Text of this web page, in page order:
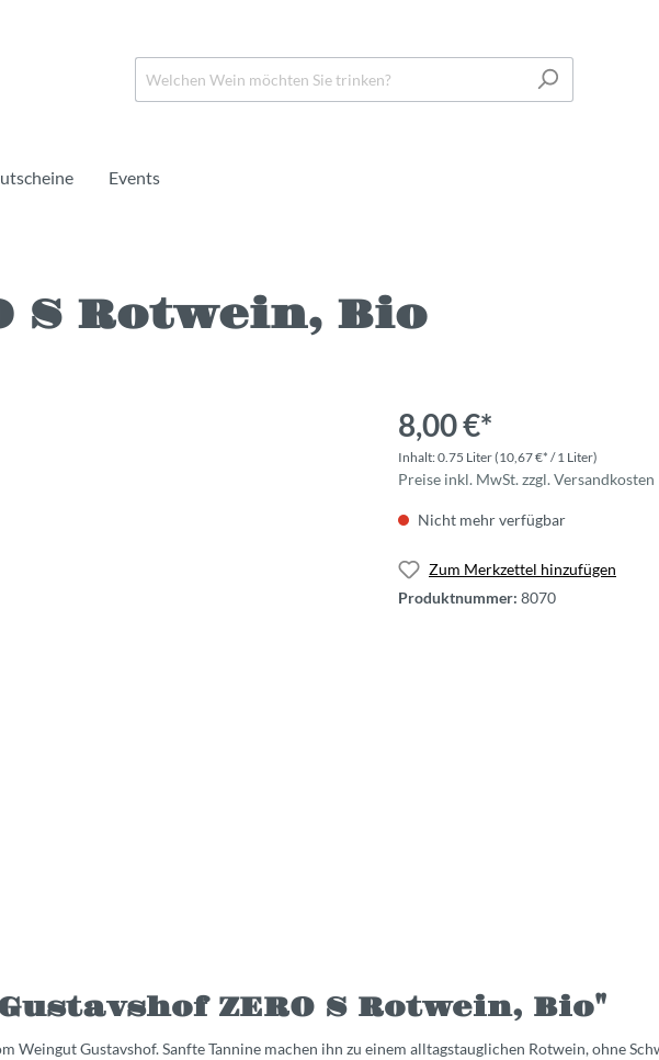
Events
Rosé
Crémant
Portwein
S Rotwein, Bio
8,00 €*
Inhalt:0.75 Liter(10,67 €* / 1 Liter)
Preise inkl. MwSt. zzgl. Versandkosten
Nicht mehr verfügbar
Zum Merkzettel hinzufügen
Produktnummer: 8070
ZERO S Rotwein, Bio"
Weingut Gustavshof. Sanfte Tannine machen ihn zu einem alltagstauglichen Rotwein, ohne